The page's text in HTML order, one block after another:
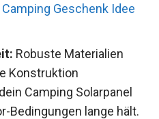
Camping Geschenk Idee
Robuste Materialien
Konstruktion
Camping Solarpanel
Bedingungen lange hält.